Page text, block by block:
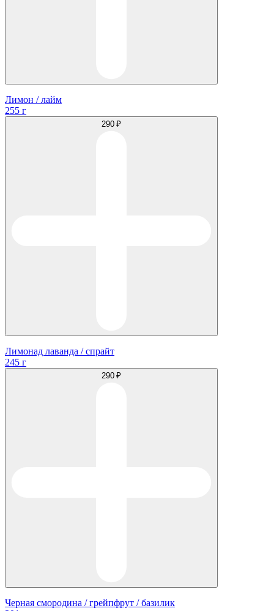
Лимон / лайм
255 г
290 ₽
Лимонад лаванда / спрайт
245 г
290 ₽
Черная смородина / грейпфрут / базилик